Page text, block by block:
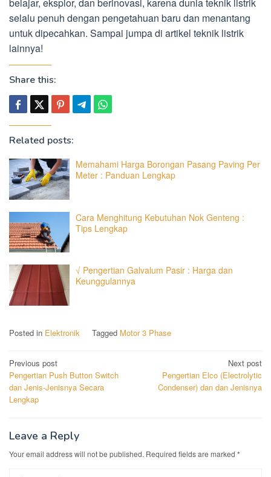
belajar, eksplor, dan berinovasi, karena dunia teknik listrik
selalu penuh dengan pengetahuan baru dan menantang
untuk dipecahkan. Sampai jumpa di artikel teknik listrik
lainnya!
Share this:
Related posts:
Memahami Harga Borongan Pasang Paving Per
Meter : Panduan Lengkap
Cara Menghitung Kebutuhan Nok Genteng :
Tips Lengkap
√ Pengertian Galvalum Pasir : Harga dan
Keunggulannya
Posted in Elektronik Tagged Motor 3 Phase
Post
navigation
Previous post
Pengertian Push Button Switch
dan Jenis-Jenisnya Secara
Lengkap
Next post
Pengertian Elco (Electrolytic
Condenser) dan dan Jenisnya
Leave a Reply
Your email address will not be published. Required fields are marked *